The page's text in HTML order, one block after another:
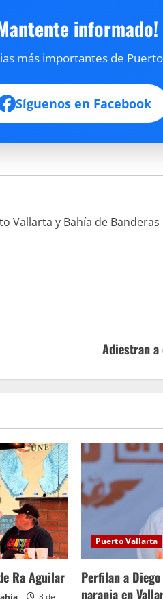
informado!
más importantes de
Síguenos en Facebook
Vallarta y Bahía de Banderas
Adiestran
Ra Aguilar
Puerto Vallarta
Perfilan a
naranja en